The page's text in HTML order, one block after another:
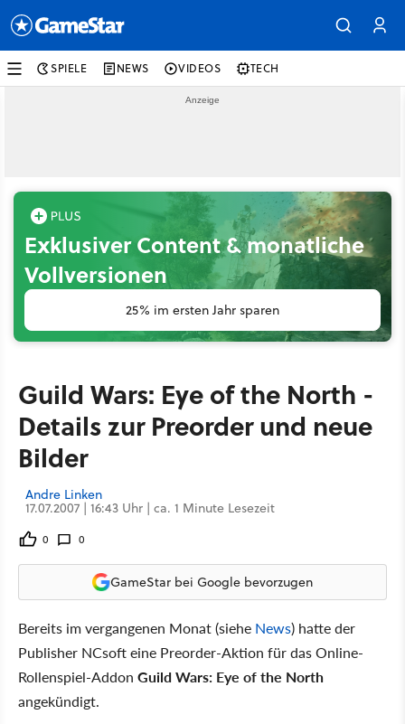
SPIELE NEWS VIDEOS TECH
Exklusiver Content & monatliche
Vollversionen
25% im ersten Jahr sparen
Guild Wars: Eye of the North -
Details zur Preorder und neue
Bilder
Andre Linken
17.07.2007 | 16:43 Uhr | ca. 1 Minute Lesezeit
0 0
GameStar bei Google bevorzugen
Bereits im vergangenen Monat (siehe News) hatte der
Publisher NCsoft eine Preorder-Aktion für das Online-
Rollenspiel-Addon Guild Wars: Eye of the North
angekündigt.